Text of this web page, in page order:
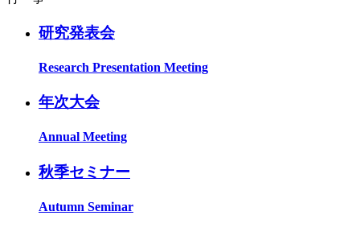
研究発表会
Research Presentation Meeting
年次大会
Annual Meeting
秋季セミナー
Autumn Seminar